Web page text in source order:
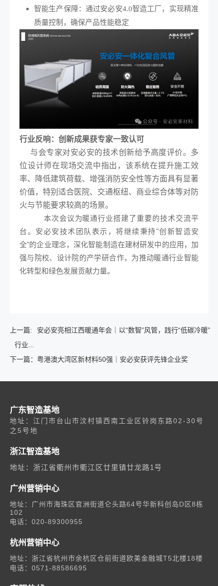
智能生产保障：通过安必安4.0智造工厂，实现精准
质量控制，确保产品性能稳定
行业反响： 创新成果获专家一致认可
与会专家对安必安的技术创新给予高度评价。多
位设计师在现场交流中指出，该系统在提升施工效
率、降低建筑荷载、增强消防安全性等方面具有显著
价值，特别适合医院、交通枢纽、商业综合体等对防
火与节能要求较高的场景。
本次会议为暖通行业搭建了重要的技术交流平
台。安必安技术团队表示，将继续秉持"创新智造安
全"的企业理念，深化智能制造在建材研发中的应用，加
强与院校、设计院的产学研合作，为推动暖通行业智能
化转型和绿色发展贡献力量。
上一篇:
安必安亮相江西暖通年会｜以“数智”风管，践行“低碳冷暖”
行业...
下一篇： 粤港澳大湾区新材料50强｜安必安获评先锋企业奖
广东智造基地
地址：江门市台山市汶村镇西南工业区铃岗东路02-30号
之5号地
浙江智造基地
地址：浙江省衢州市衢江区廿里镇廿龙路1号
广州营销中心
地址：广州市海珠区官洲街道仑头路64号华新科创岛D区8栋
102
电话：020-89300955
杭州营销中心
地址：浙江省杭州市余杭区仓前街道欧美金融城T5北楼18楼
电话：0571-88586695